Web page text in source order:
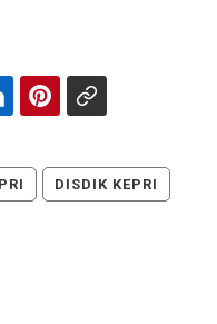
DISDIK KEPRI